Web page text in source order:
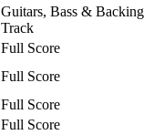
Guitars, Bass & Backing
Track
Full Score
Full Score
Full Score
Full Score